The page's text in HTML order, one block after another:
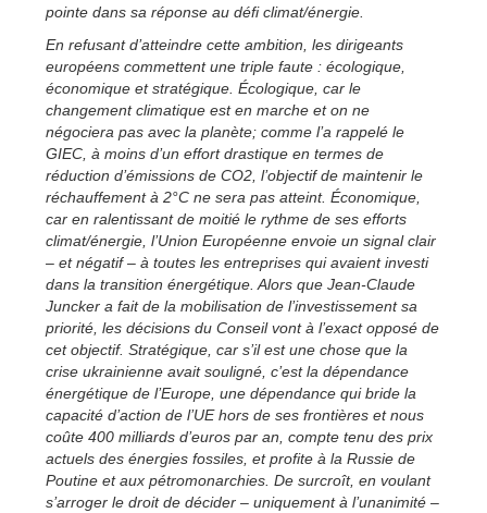
pointe dans sa réponse au défi climat/énergie.
En refusant d’atteindre cette ambition, les dirigeants
européens commettent une triple faute : écologique,
économique et stratégique. Écologique, car le
changement climatique est en marche et on ne
négociera pas avec la planète; comme l’a rappelé le
GIEC, à moins d’un effort drastique en termes de
réduction d’émissions de CO2, l’objectif de maintenir le
réchauffement à 2°C ne sera pas atteint. Économique,
car en ralentissant de moitié le rythme de ses efforts
climat/énergie, l’Union Européenne envoie un signal clair
– et négatif – à toutes les entreprises qui avaient investi
dans la transition énergétique. Alors que Jean-Claude
Juncker a fait de la mobilisation de l’investissement sa
priorité, les décisions du Conseil vont à l’exact opposé de
cet objectif. Stratégique, car s’il est une chose que la
crise ukrainienne avait souligné, c’est la dépendance
énergétique de l’Europe, une dépendance qui bride la
capacité d’action de l’UE hors de ses frontières et nous
coûte 400 milliards d’euros par an, compte tenu des prix
actuels des énergies fossiles, et profite à la Russie de
Poutine et aux pétromonarchies. De surcroît, en voulant
s’arroger le droit de décider – uniquement à l’unanimité –